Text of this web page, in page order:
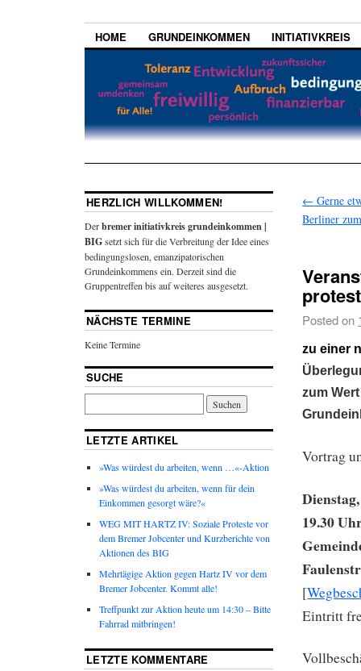
HOME GRUNDEINKOMMEN INITIATIVKREIS
← Gerne
Berliner
Posted on
zu einer
zum
Vortrag
19.30
[
Eintritt
HERZLICH WILLKOMMEN!
Derbremer initiativkreis grundeinkommen |
BIGsetzt sich für die Verbreitung der Idee eines
bedingungslosen, emanzipatorischen
Grundeinkommens ein. Derzeit sind die
Gruppentreffen bis auf weiteres ausgesetzt.
NÄCHSTE TERMINE
Keine Termine
SUCHE
LETZTE ARTIKEL
»Was würdest du arbeiten, wenn …«-Aktion
»Was würdest du arbeiten, wenn für dein
Einkommen gesorgt wäre?«
WEG MIT HARTZ IV: Soziale Proteste vor
dem Bremer Jobcenter und Kurzberichte von
Aktionen des BIG
Mehrtägige Aktion gegen Hartz IV vor dem
Bremer Jobcenter. Kommt alle!
Treffpunkt zur Aktion heute um 14:30 – Bitte
Fahrrad mitbringen!
LETZTE KOMMENTARE